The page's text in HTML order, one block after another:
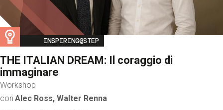
Image
INSPIRING@STEP
THE ITALIAN DREAM: Il coraggio di
immaginare
Workshop
con Alec Ross, Walter Renna